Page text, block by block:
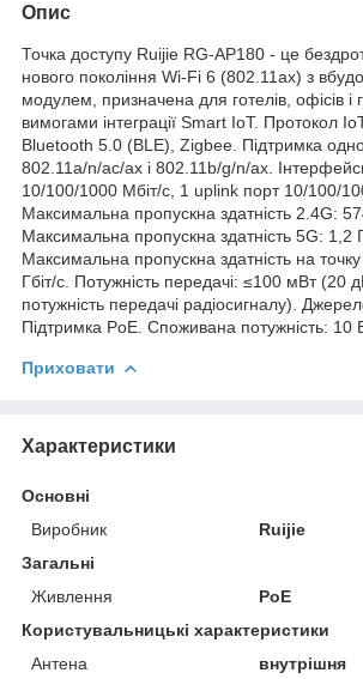
Опис
Точка доступу Ruijie RG-AP180 - це
нового покоління Wi-Fi 6 (802.11ax) з
модулем, призначена для готелів, офісів і
вимогами інтеграції Smart IoT. Протокол
Bluetooth 5.0 (BLE), Zigbee. Підтримка
802.11a/n/ac/ax і 802.11b/g/n/ax.
10/100/1000 Мбіт/с, 1 uplink порт 10/100/
Максимальна пропускна здатність 2.4G:
Максимальна пропускна здатність 5G: 1,2
Максимальна пропускна здатність на
Гбіт/с. Потужність передачі: ≤100 мВт (20
потужність передачі радіосигналу).
Підтримка PoE. Споживана потужність: 10
Приховати
Характеристики
Основні
Виробник
Ruijie
Загальні
Живлення
PoE
Користувальницькі характеристики
Антена
внутрішня